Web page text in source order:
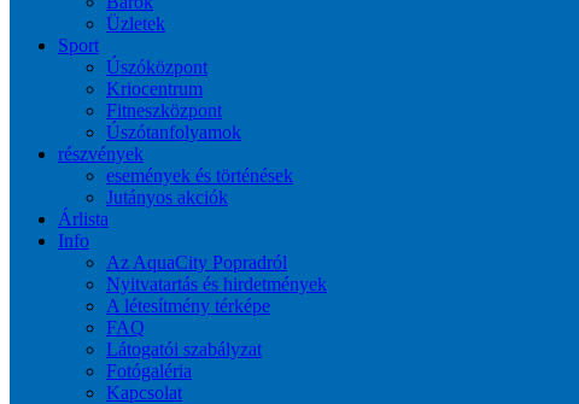
Üzletek
Sport
Úszóközpont
Kriocentrum
Fitneszközpont
Úszótanfolyamok
részvények
események és történések
Jutányos akciók
Árlista
Info
Az AquaCity Popradról
Nyitvatartás és hirdetmények
A létesítmény térképe
FAQ
Látogatói szabályzat
Fotógaléria
Kapcsolat